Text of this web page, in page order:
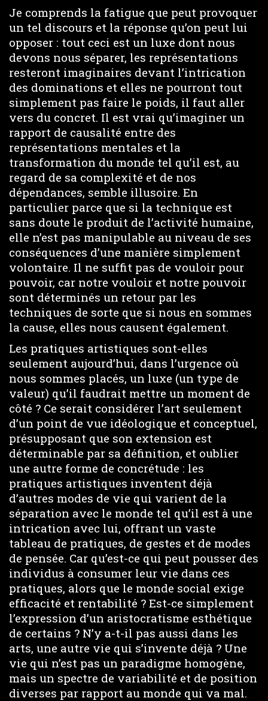
Je comprends la fatigue que peut provoquer
un tel discours et la réponse qu’on peut lui
opposer : tout ceci est un luxe dont nous
devons nous séparer, les représentations
resteront imaginaires devant l’intrication
des dominations et elles ne pourront tout
simplement pas faire le poids, il faut aller
vers du concret. Il est vrai qu’imaginer un
rapport de causalité entre des
représentations mentales et la
transformation du monde tel qu’il est, au
regard de sa complexité et de nos
dépendances, semble illusoire. En
particulier parce que si la technique est
sans doute le produit de l’activité humaine,
elle n’est pas manipulable au niveau de ses
conséquences d’une manière simplement
volontaire. Il ne suffit pas de vouloir pour
pouvoir, car notre vouloir et notre pouvoir
sont déterminés un retour par les
techniques de sorte que si nous en sommes
la cause, elles nous causent également.
Les pratiques artistiques sont-elles
seulement aujourd’hui, dans l’urgence où
nous sommes placés, un luxe (un type de
valeur) qu’il faudrait mettre un moment de
côté ? Ce serait considérer l’art seulement
d’un point de vue idéologique et conceptuel,
présupposant que son extension est
déterminable par sa définition, et oublier
une autre forme de concrétude : les
pratiques artistiques inventent déjà
d’autres modes de vie qui varient de la
séparation avec le monde tel qu’il est à une
intrication avec lui, offrant un vaste
tableau de pratiques, de gestes et de modes
de pensée. Car qu’est-ce qui peut pousser des
individus à consumer leur vie dans ces
pratiques, alors que le monde social exige
efficacité et rentabilité ? Est-ce simplement
l’expression d’un aristocratisme esthétique
de certains ? N’y a-t-il pas aussi dans les
arts, une autre vie qui s’invente déjà ? Une
vie qui n’est pas un paradigme homogène,
mais un spectre de variabilité et de position
diverses par rapport au monde qui va mal.